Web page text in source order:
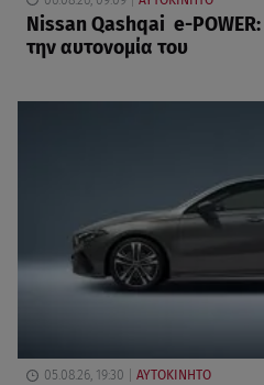
Nissan Qashqai e-
την αυτονομία του
05.08.26, 19:30 ΑΥΤΟΚΙΝΗΤΟ